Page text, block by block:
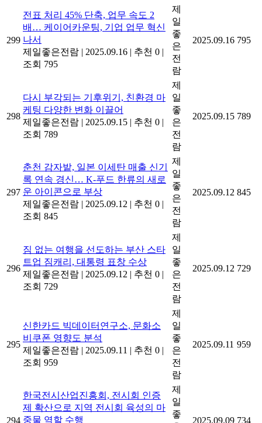
299
전표 처리 45% 단축, 업무 속도 2
배… 케이어카운팅, 기업 업무 혁신
나서
제일좋은전람 | 2025.09.16 | 추천 0 |
조회 795
제
일
좋
은
전
람
2025.09.16 795
298
다시 부각되는 기후위기, 친환경 마
케팅 다양한 변화 이끌어
제일좋은전람 | 2025.09.15 | 추천 0 |
조회 789
제
일
좋
은
전
람
2025.09.15 789
297
춘천 감자밭, 일본 이세탄 매출 신기
록 연속 경신… K-푸드 한류의 새로
운 아이콘으로 부상
제일좋은전람 | 2025.09.12 | 추천 0 |
조회 845
제
일
좋
은
전
람
2025.09.12 845
296
짐 없는 여행을 선도하는 부산 스타
트업 짐캐리, 대통령 표창 수상
제일좋은전람 | 2025.09.12 | 추천 0 |
조회 729
제
일
좋
은
전
람
2025.09.12 729
295
신한카드 빅데이터연구소, 문화소
비쿠폰 영향도 분석
제일좋은전람 | 2025.09.11 | 추천 0 |
조회 959
제
일
좋
은
전
람
2025.09.11 959
294
한국전시산업진흥회, 전시회 인증
제 확산으로 지역 전시회 육성의 마
중물 역할 수행
제
일
좋
2025.09.09 734